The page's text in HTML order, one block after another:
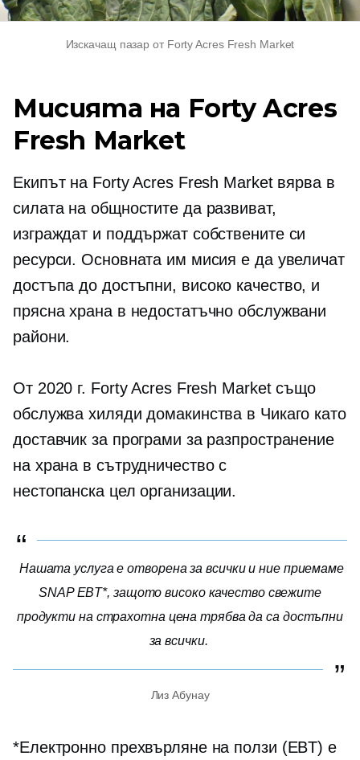
Изскачащ пазар от Forty Acres Fresh Market
Мисията на Forty Acres
Fresh Market
Екипът на Forty Acres Fresh Market вярва в
силата на общностите да развиват,
изграждат и поддържат собствените си
ресурси. Основната им мисия е да увеличат
достъпа до достъпни, високо качество, и
прясна храна в недостатъчно обслужвани
райони.
От 2020 г. Forty Acres Fresh Market също
обслужва хиляди домакинства в Чикаго като
доставчик за програми за разпространение
на храна в сътрудничество с
нестопанска цел организации.
Нашата услуга е отворена за всички и ние приемаме
SNAP EBT*, защотовисоко качествосвежите
продукти на страхотна цена трябва да са достъпни
за всички.
Лиз Абунау
*Електронно прехвърляне на ползи (EBT) е